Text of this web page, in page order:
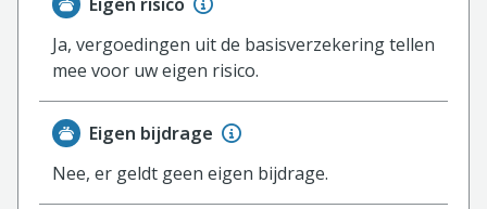
Ja, vergoedingen uit de basisverzekering tellen
mee voor uw eigen risico.
Eigen bijdrage
Nee, er geldt geen eigen bijdrage.